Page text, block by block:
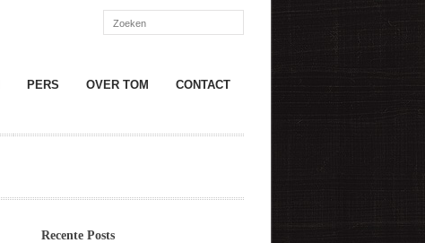
PERS OVER TOM CONTACT
Recente Posts